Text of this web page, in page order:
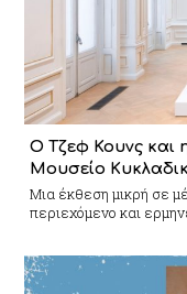
Ο Τζεφ Κουνς και
Μουσείο
Mια έκθεση μικρή σε
περιεχόμενο και